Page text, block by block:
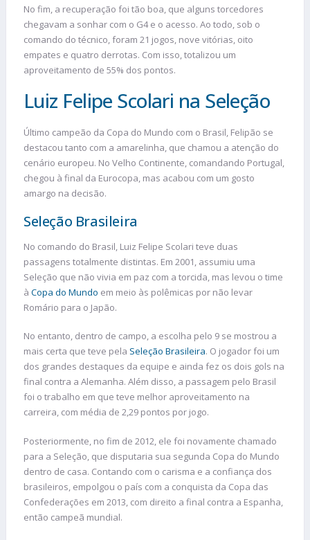
No fim, a recuperação foi tão boa, que alguns torcedores
chegavam a sonhar com o G4 e o acesso. Ao todo, sob o
comando do técnico, foram 21 jogos, nove vitórias, oito
empates e quatro derrotas. Com isso, totalizou um
aproveitamento de 55% dos pontos.
Luiz Felipe Scolari na Seleção
Último campeão da Copa do Mundo com o Brasil, Felipão se
destacou tanto com a amarelinha, que chamou a atenção do
cenário europeu. No Velho Continente, comandando Portugal,
chegou à final da Eurocopa, mas acabou com um gosto
amargo na decisão.
Seleção Brasileira
No comando do Brasil, Luiz Felipe Scolari teve duas
passagens totalmente distintas. Em 2001, assumiu uma
Seleção que não vivia em paz com a torcida, mas levou o time
à Copa do Mundo em meio às polêmicas por não levar
Romário para o Japão.
No entanto, dentro de campo, a escolha pelo 9 se mostrou a
mais certa que teve pela Seleção Brasileira. O jogador foi um
dos grandes destaques da equipe e ainda fez os dois gols na
final contra a Alemanha. Além disso, a passagem pelo Brasil
foi o trabalho em que teve melhor aproveitamento na
carreira, com média de 2,29 pontos por jogo.
Posteriormente, no fim de 2012, ele foi novamente chamado
para a Seleção, que disputaria sua segunda Copa do Mundo
dentro de casa. Contando com o carisma e a confiança dos
brasileiros, empolgou o país com a conquista da Copa das
Confederações em 2013, com direito a final contra a Espanha,
então campeã mundial.